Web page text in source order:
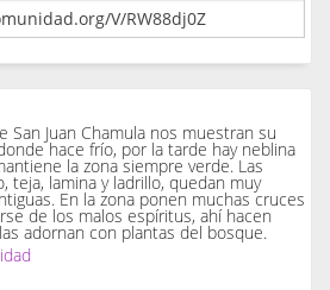
San Juan Chamula nos muestran su
hace frío, por la tarde hay neblina
la zona siempre verde. Las
teja, lamina y ladrillo, quedan muy
En la zona ponen muchas cruces
de los malos espíritus, ahí hacen
adornan con plantas del bosque.